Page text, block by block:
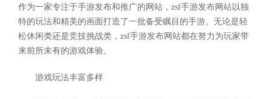
作为一家专注于手游发布和推广的网站，zsf手游发布网站以独
特的玩法和精美的画面打造了一批备受瞩目的手游。无论是轻
松休闲类还是竞技挑战类，zsf手游发布网站都在努力为玩家带
来前所未有的游戏体验。
游戏玩法丰富多样